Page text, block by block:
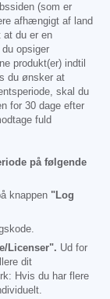
(som er
afhængigt af land
at du er en
opsiger
produkt(er) indtil
du ønsker at
skal du
for 30 dage efter
fuld
på følgende
knappen "Log
Licenser". Ud for
dit
Hvis du har flere